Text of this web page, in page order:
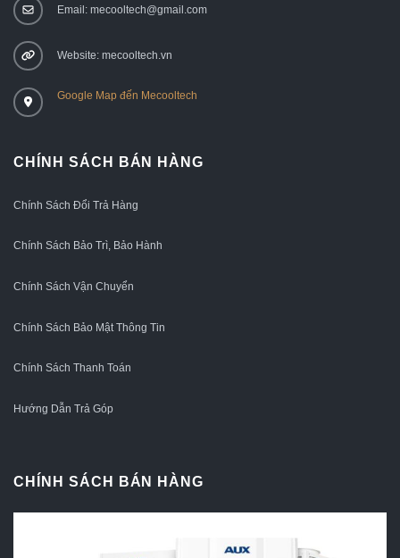
Email: mecooltech@gmail.com
Website: mecooltech.vn
Google Map đến Mecooltech
CHÍNH SÁCH BÁN HÀNG
Chính Sách Đổi Trả Hàng
Chính Sách Bảo Trì, Bảo Hành
Chính Sách Vận Chuyển
Chính Sách Bảo Mật Thông Tin
Chính Sách Thanh Toán
Hướng Dẫn Trả Góp
CHÍNH SÁCH BÁN HÀNG